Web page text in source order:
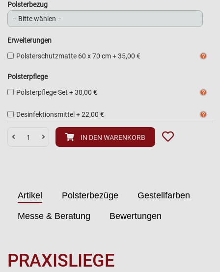
Polsterbezug
Erweiterungen
Polsterschutzmatte 60 x 70 cm+35,00 €
Polsterpflege
Polsterpflege Set +30,00 €
Desinfektionsmittel +22,00 €
IN DEN WARENKORB
Artikel Polsterbezüge Gestellfarben
Messe & Beratung Bewertungen
PRAXISLIEGE